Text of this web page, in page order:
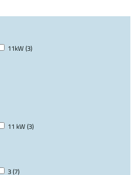
11kW (3)
11 kW (3)
3 (7)